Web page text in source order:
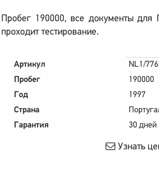
Пробег 190000, все документы
проходит тестирование.
Артикул
NL1/
Пробег
190000
Год
1997
Страна
Гарантия
30 дней
Узнать